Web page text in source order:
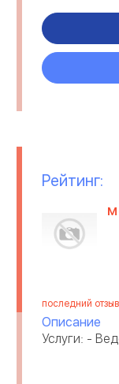
Рейтинг:
последний
Описание
Услуги: -